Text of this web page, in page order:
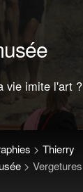
vie imite l'art ?
> Thierry
> Vergetures